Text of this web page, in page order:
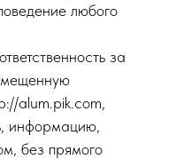
любого
за
alum.pik.com,
информацию,
без прямого